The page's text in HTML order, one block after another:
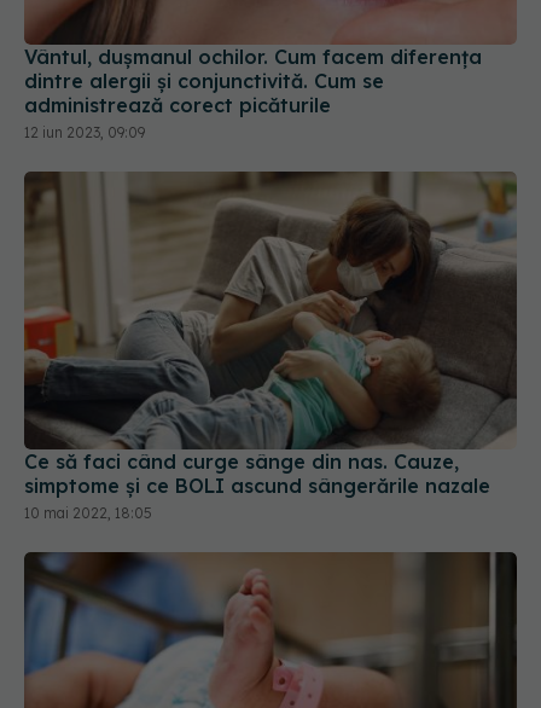
Vântul, dușmanul ochilor. Cum facem diferența
dintre alergii și conjunctivită. Cum se
administrează corect picăturile
12 iun 2023, 09:09
Ce să faci când curge sânge din nas. Cauze,
simptome și ce BOLI ascund sângerările nazale
10 mai 2022, 18:05